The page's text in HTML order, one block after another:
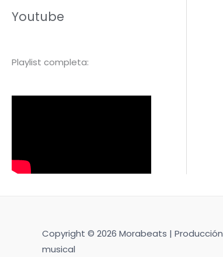
Youtube
Playlist completa:
Copyright © 2026 Morabeats | Producción
musical